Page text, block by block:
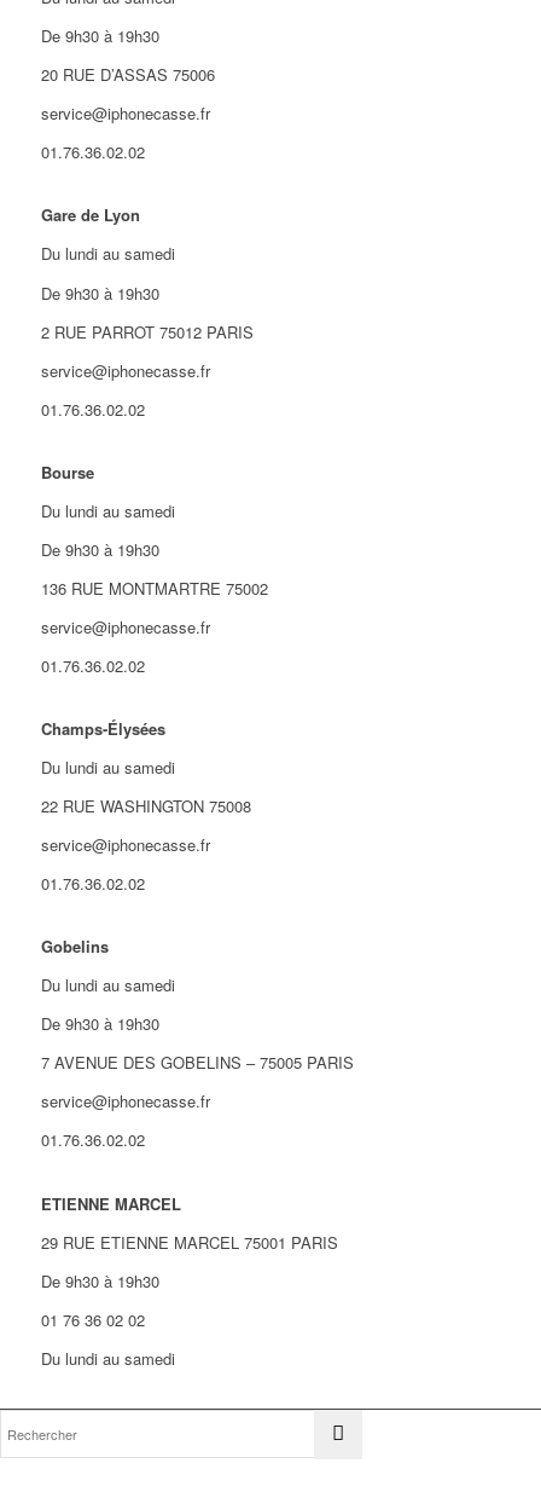
De 9h30 à 19h30
20 RUE D’ASSAS 75006
service@iphonecasse.fr
01.76.36.02.02
Gare de Lyon
Du lundi au samedi
De 9h30 à 19h30
2 RUE PARROT 75012 PARIS
service@iphonecasse.fr
01.76.36.02.02
Bourse
Du lundi au samedi
De 9h30 à 19h30
136 RUE MONTMARTRE 75002
service@iphonecasse.fr
01.76.36.02.02
Champs-Élysées
Du lundi au samedi
22 RUE WASHINGTON 75008
service@iphonecasse.fr
01.76.36.02.02
Gobelins
Du lundi au samedi
De 9h30 à 19h30
7 AVENUE DES GOBELINS – 75005 PARIS
service@iphonecasse.fr
01.76.36.02.02
ETIENNE MARCEL
29 RUE ETIENNE MARCEL 75001 PARIS
De 9h30 à 19h30
01 76 36 02 02
Du lundi au samedi